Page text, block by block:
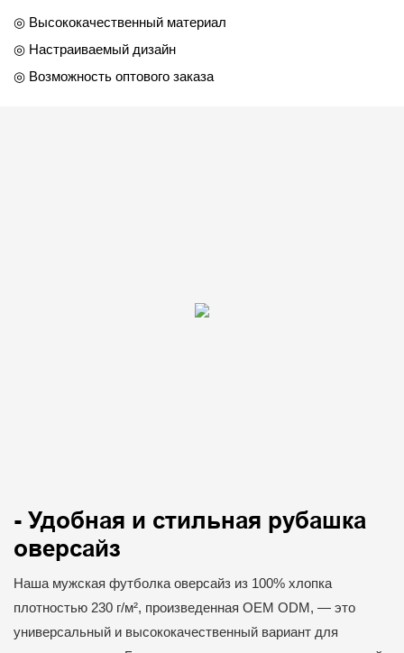
◎ Высококачественный материал
◎ Настраиваемый дизайн
◎ Возможность оптового заказа
- Удобная и стильная рубашка
оверсайз
Наша мужская футболка оверсайз из 100% хлопка
плотностью 230 г/м², произведенная OEM ODM, — это
универсальный и высококачественный вариант для